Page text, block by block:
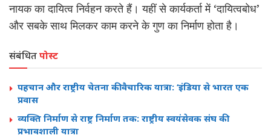
नायक का दायित्व निर्वहन करते हैं। यहीं से कार्यकर्ता में ‘दायित्वबोध’
और सबके साथ मिलकर काम करने के गुण का निर्माण होता है।
संबंधितपोस्ट
पहचान और राष्ट्रीय चेतना की वैचारिक यात्रा: ‘इंडिया से भारत एक
प्रवास
व्यक्ति निर्माण से राष्ट्र निर्माण तक: राष्ट्रीय स्वयंसेवक संघ की
प्रभावशाली यात्रा